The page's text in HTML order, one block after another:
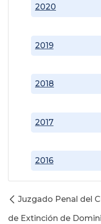
2016
2017
2018
2019
2020
Juzgado Penal del
de Extinción de